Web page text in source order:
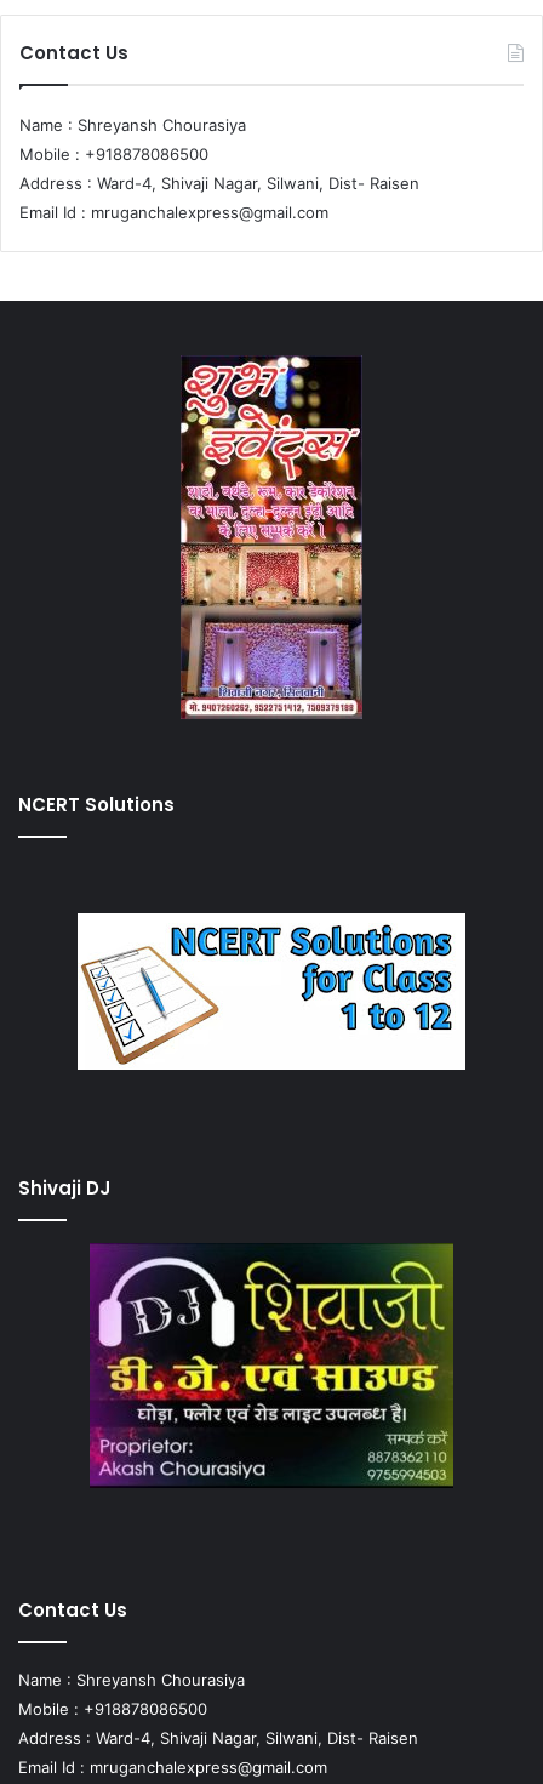
Contact Us
Name : Shreyansh Chourasiya
Mobile : +918878086500
Address : Ward-4, Shivaji Nagar, Silwani, Dist- Raisen
Email Id : mruganchalexpress@gmail.com
NCERT Solutions
Shivaji DJ
Contact Us
Name : Shreyansh Chourasiya
Mobile : +918878086500
Address : Ward-4, Shivaji Nagar, Silwani, Dist- Raisen
Email Id : mruganchalexpress@gmail.com